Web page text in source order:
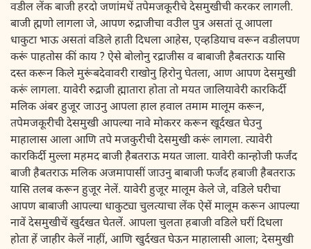
वडील लेंक बाजी हरदो जणांमधें तपेमजकूरीचे देसमुखीची करकर लागली.
बाजी ह्मणो लागला जे, आपण रुद्राजीचा वउील पुत्र असतां तू आपला
धाकुटा भाऊ असतां वडिले हाती दिधला आहेस, एव्हडियाच वरून वडीलपण
करूं पाहतोस कीं काय ? ऐसे बोलोनु रद्राजीस व बाबाजी हैबतराऊ यासि
दस्त करून किले मुरूंबदेवावरी राखोनु हिरोनु घेतला, आण आपण देसमुखी
करूं लागला. यावेरी रुद्राजी ह्मातारा होता तो मयत जालियावेरी कारकिर्दी
मलिक अंबर हुजूर जाउनु आपला हाल हवाल तमाम मालूम करून,
तपेमजकूरीची देसमुखी आपल्या नावे मोकरर करून खूर्दखत घेउनु
माहालास आला आणि तपे मजकुरीची देसमुखी करूं लागला. त्यावेरी
कारकिर्दी मुल्ला महमद बाजी हैबतराऊ मयत जाला. यावेरी कान्होजी फर्जंद
बाजी हैबतराऊ मलिक अजमापासीं जाउनु बाबाजी फर्जंद हबाजी हैबतराऊ
यासि तलब करून हुजूर नेलें. यावेरी हुजूर मालूम केले जे, वडिले घरीचा
आपण बाबाजी आपल्या धाकुट्या चुलत्याचा लेंक ऐसें मालूम करून आपल्या
नावें देसमुखीचें खुर्दखत घेतलें. आपला चुलता हबाजी वडिले घरीं दिधला
होता हें जाहीर केलें नाहीं, आणि खुर्दखत घेऊन माहालासी आला; देसमुखी